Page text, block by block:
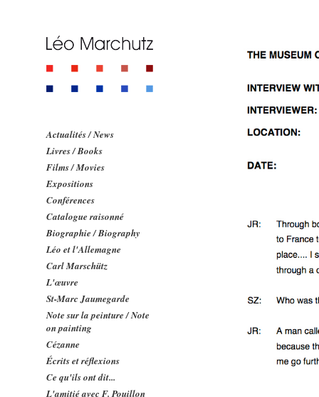
Actualités / News
Livres / Books
Films / Movies
Expositions
Conférences
Catalogue raisonné
Biographie / Biography
Léo et l'Allemagne
Carl Marschütz
L'œuvre
St-Marc Jaumegarde
Note sur la peinture / Note
on painting
Cézanne
Écrits et réflexions
Ce qu'ils ont dit...
L'amitié avec F. Pouillon